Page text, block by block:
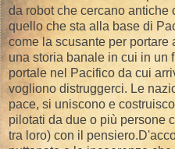
da robot che cercano
quello che sta alla base di
come la scusante per portare
una storia banale in cui in un
portale nel Pacifico da cui
vogliono distruggerci. Le
pace, si uniscono e
pilotati da due o più persone
tra loro) con il